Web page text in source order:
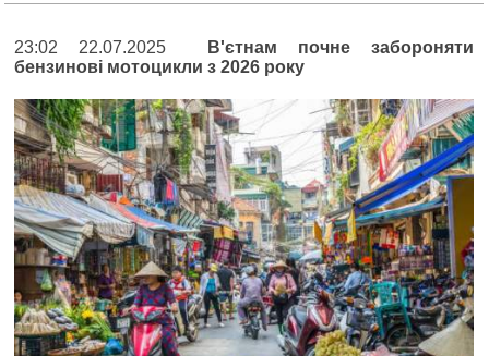
23:02 22.07.2025
В'єтнам почне забороняти
бензинові мотоцикли з 2026 року